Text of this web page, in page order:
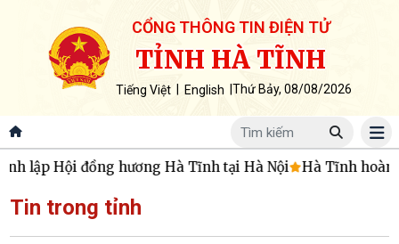
CỔNG THÔNG TIN ĐIỆN TỬ
TỈNH HÀ TĨNH
Tiếng Việt English Thứ Bảy, 08/08/2026
Hội đồng hương Hà Tĩnh tại Hà Nội Hà Tĩnh hoàn
Tin trong tỉnh